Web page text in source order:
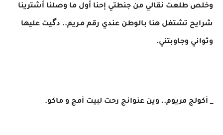
وخلص طلعت نقالي من جنطتي إحنا أول ما وصلنا أشترينا
شرايح تشتغل هنا بالوطن عندي رقم مـريم.. دگيت عليها
وثواني وجاوبتني.
_ ​أكولج مريوم.. وين عنوانج رحت لبيت أمج و ماكو.